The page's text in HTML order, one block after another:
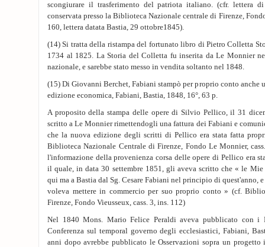
scongiurare il trasferimento del patriota italiano. (cfr. lettera
conservata presso la Biblioteca Nazionale centrale di Firenze,
160, lettera datata Bastia, 29 ottobre1845).
(14) Si tratta della ristampa del fortunato libro di Pietro Colletta
1734 al 1825. La Storia del Colletta fu inserita da Le Monnier
nazionale, e sarebbe stato messo in vendita soltanto nel 1848.
(15) Di Giovanni Berchet, Fabiani stampò per proprio conto anche
edizione economica, Fabiani, Bastia, 1848, 16°, 63 p.
A proposito della stampa delle opere di Silvio Pellico, il 31
scritto a Le Monnier rimettendogli una fattura dei Fabiani e
che la nuova edizione degli scritti di Pellico era stata fatta
Biblioteca Nazionale Centrale di Firenze, Fondo Le Monnier,
l'informazione della provenienza corsa delle opere di Pellico era
il quale, in data 30 settembre 1851, gli aveva scritto che « le Mie
qui ma a Bastia dal Sg. Cesare Fabiani nel principio di quest'anno,
voleva mettere in commercio per suo proprio conto » (cf.
Firenze, Fondo Vieusseux, cass. 3, ins. 112)
Nel 1840 Mons. Mario Felice Peraldi aveva pubblicato con
Conferenza sul temporal governo degli ecclesiastici, Fabiani,
anni dopo avrebbe pubblicato le Osservazioni sopra un